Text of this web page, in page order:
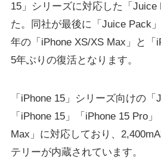
15」シリーズに対応した「Juice
た。同社が最後に「Juice Pack
年の「iPhone XS/XS Max」と「
5年ぶりの復活となります。
「iPhone 15」シリーズ向けの
「iPhone 15」「iPhone 15 Pro
Max」に対応しており、
テリーが内蔵されています。